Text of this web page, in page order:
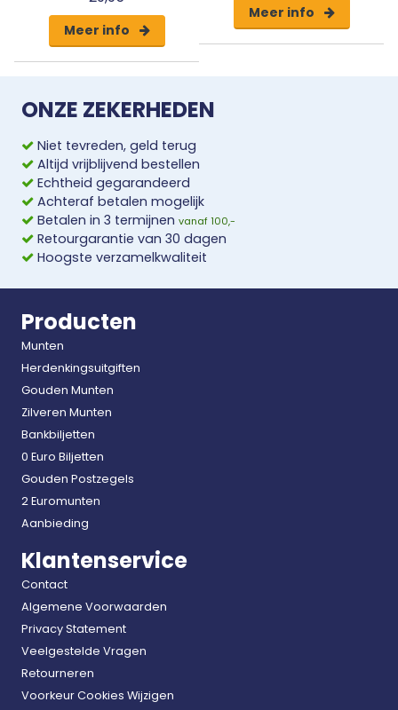
Meer info
Meer info
ONZE ZEKERHEDEN
Niet tevreden, geld terug
Altijd vrijblijvend bestellen
Echtheid gegarandeerd
Achteraf betalen mogelijk
Betalen in 3 termijnen vanaf 100,-
Retourgarantie van 30 dagen
Hoogste verzamelkwaliteit
Producten
Munten
Herdenkingsuitgiften
Gouden Munten
Zilveren Munten
Bankbiljetten
0 Euro Biljetten
Gouden Postzegels
2 Euromunten
Aanbieding
Klantenservice
Contact
Algemene Voorwaarden
Privacy Statement
Veelgestelde Vragen
Retourneren
Voorkeur Cookies Wijzigen